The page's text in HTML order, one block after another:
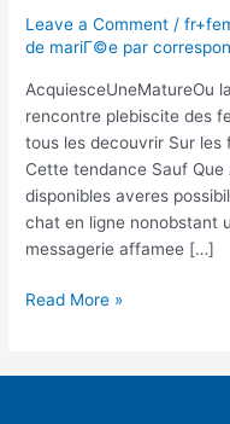
Leave a Comment /
de mariГ©e par
AcquiesceUneMatureOu
rencontre plebiscite des
tous les decouvrir Sur les
Cette tendance Sauf
disponibles averes
chat en ligne nonobstant
messagerie affamee […]
rencontre
des
femme
celibataires
Read More »